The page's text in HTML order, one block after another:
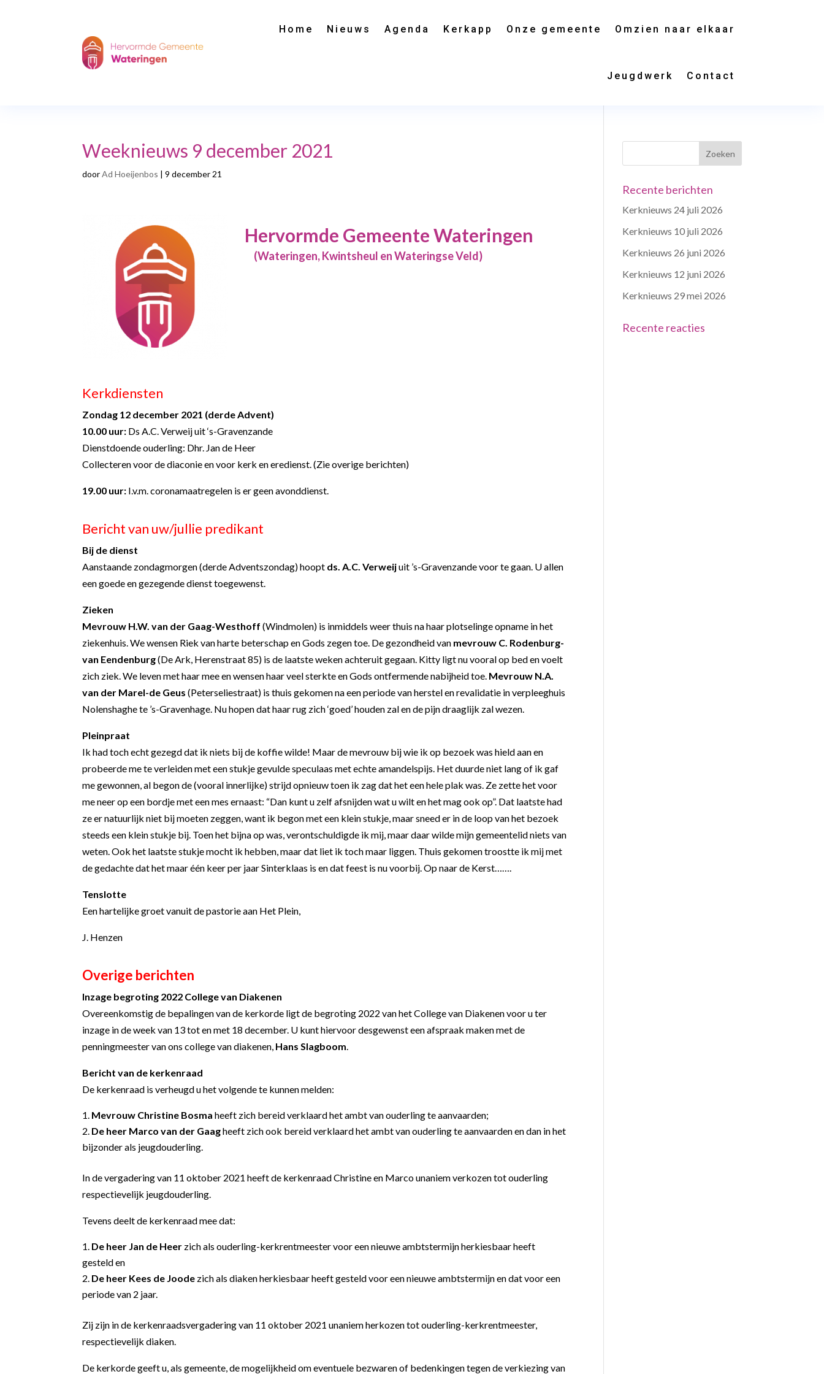
Home Nieuws Agenda Kerkapp Onze gemeente Omzien naar elkaar
Jeugdwerk Contact
Weeknieuws 9 december 2021
doorAd Hoeijenbos |9 december 21
Hervormde Gemeente Wateringen
(Wateringen, Kwintsheul en Wateringse Veld)
Kerkdiensten
Zondag 12 december 2021 (derde Advent)
10.00 uur: Ds A.C. Verweij uit ‘s-Gravenzande
Dienstdoende ouderling: Dhr. Jan de Heer
Collecteren voor de diaconie en voor kerk en eredienst. (Zie overige berichten)
19.00 uur: I.v.m. coronamaatregelen is er geen avonddienst.
Bericht van uw/jullie predikant
Bij de dienst
Aanstaande zondagmorgen (derde Adventszondag) hoopt ds. A.C. Verweijuit ’s-Gravenzande voor te gaan. U allen
een goede en gezegende dienst toegewenst.
Zieken
Mevrouw H.W. van der Gaag-Westhoff (Windmolen) is inmiddels weer thuis na haar plotselinge opname in het
ziekenhuis. We wensen Riek van harte beterschap en Gods zegen toe. De gezondheid van mevrouw C. Rodenburg-
van Eendenburg(De Ark, Herenstraat 85) is de laatste weken achteruit gegaan. Kitty ligt nu vooral op bed en voelt
zich ziek. We leven met haar mee en wensen haar veel sterkte en Gods ontfermende nabijheid toe. Mevrouw N.A.
van der Marel-de Geus (Peterseliestraat) is thuis gekomen na een periode van herstel en revalidatie in verpleeghuis
Nolenshaghe te ’s-Gravenhage. Nu hopen dat haar rug zich ‘goed’ houden zal en de pijn draaglijk zal wezen.
Pleinpraat
Ik had toch echt gezegd dat ik niets bij de koffie wilde! Maar de mevrouw bij wie ik op bezoek was hield aan en
probeerde me te verleiden met een stukje gevulde speculaas met echte amandelspijs. Het duurde niet lang of ik gaf
me gewonnen, al begon de (vooral innerlijke) strijd opnieuw toen ik zag dat het een hele plak was. Ze zette het voor
me neer op een bordje met een mes ernaast: “Dan kunt u zelf afsnijden wat u wilt en het mag ook op”. Dat laatste had
ze er natuurlijk niet bij moeten zeggen, want ik begon met een klein stukje, maar sneed er in de loop van het bezoek
steeds een klein stukje bij. Toen het bijna op was, verontschuldigde ik mij, maar daar wilde mijn gemeentelid niets van
weten. Ook het laatste stukje mocht ik hebben, maar dat liet ik toch maar liggen. Thuis gekomen troostte ik mij met
de gedachte dat het maar één keer per jaar Sinterklaas is en dat feest is nu voorbij. Op naar de Kerst…….
Tenslotte
Een hartelijke groet vanuit de pastorie aan Het Plein,
J. Henzen
Overige berichten
Inzage begroting 2022 College van Diakenen
Overeenkomstig de bepalingen van de kerkorde ligt de begroting 2022 van het College van Diakenen voor u ter
inzage in de week van 13 tot en met 18 december. U kunt hiervoor desgewenst een afspraak maken met de
penningmeester van ons college van diakenen, Hans Slagboom.
Bericht van de kerkenraad
De kerkenraad is verheugd u het volgende te kunnen melden:
Mevrouw Christine Bosma heeft zich bereid verklaard het ambt van ouderling te aanvaarden;
De heer Marco van der Gaagheeft zich ook bereid verklaard het ambt van ouderling te aanvaarden en dan in het
bijzonder als jeugdouderling.
In de vergadering van 11 oktober 2021 heeft de kerkenraad Christine en Marco unaniem verkozen tot ouderling
respectievelijk jeugdouderling.
Tevens deelt de kerkenraad mee dat:
De heer Jan de Heer zich als ouderling-kerkrentmeester voor een nieuwe ambtstermijn herkiesbaar heeft
gesteld en
De heer Kees de Joode zich als diaken herkiesbaar heeft gesteld voor een nieuwe ambtstermijn en dat voor een
periode van 2 jaar.
Zij zijn in de kerkenraadsvergadering van 11 oktober 2021 unaniem herkozen tot ouderling-kerkrentmeester,
respectievelijk diaken.
De kerkorde geeft u, als gemeente, de mogelijkheid om eventuele bezwaren of bedenkingen tegen de verkiezing van
Recente berichten
Kerknieuws 24 juli 2026
Kerknieuws 10 juli 2026
Kerknieuws 26 juni 2026
Kerknieuws 12 juni 2026
Kerknieuws 29 mei 2026
Recente reacties